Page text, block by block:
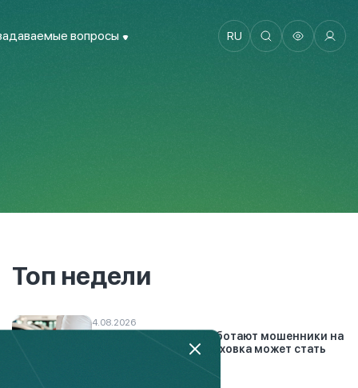
вопросы RU
Топ недели
4.08.2026
Автоподставы: как работают мошенники на
дорогах и почему страховка может стать